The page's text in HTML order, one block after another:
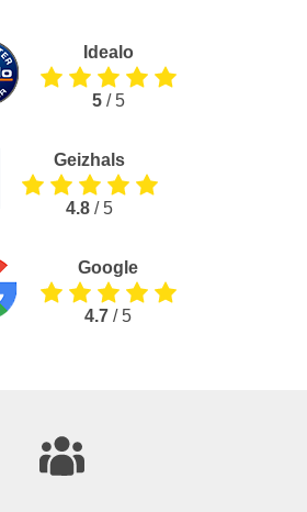
Idealo
5/ 5
Geizhals
4.8 / 5
Google
4.7 / 5